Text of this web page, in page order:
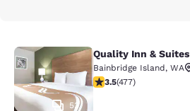
Quality Inn & Suites
53
Quality Inn &
Bainbridge Island, WA
Calificación de 3.54
3.5(477)